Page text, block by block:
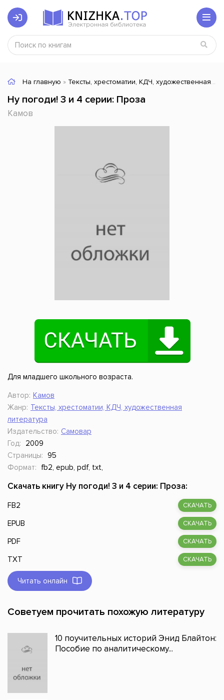
На главную » Тексты, хрестоматии, КДЧ, художественная литература
Ну погоди! 3 и 4 серии: Проза
Камов
Для младшего школьного возраста.
Автор: Камов
Жанр: Тексты, хрестоматии, КДЧ, художественная
литература
Издательство: Самовар
Год:
2009
Страницы: 95
Формат:
fb2, epub, pdf, txt,
Скачать книгу Ну погоди! 3 и 4 серии: Проза:
FB2 СКАЧАТЬ
EPUB СКАЧАТЬ
PDF СКАЧАТЬ
TXT СКАЧАТЬ
Читать онлайн
Советуем прочитать похожую литературу
10 поучительных историй Энид Блайтон:
Пособие по аналитическому...